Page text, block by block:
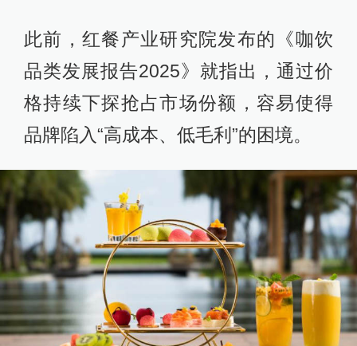
此前，红餐产业研究院发布的《咖饮
品类发展报告2025》就指出，通过价
格持续下探抢占市场份额，容易使得
品牌陷入“高成本、低毛利”的困境。